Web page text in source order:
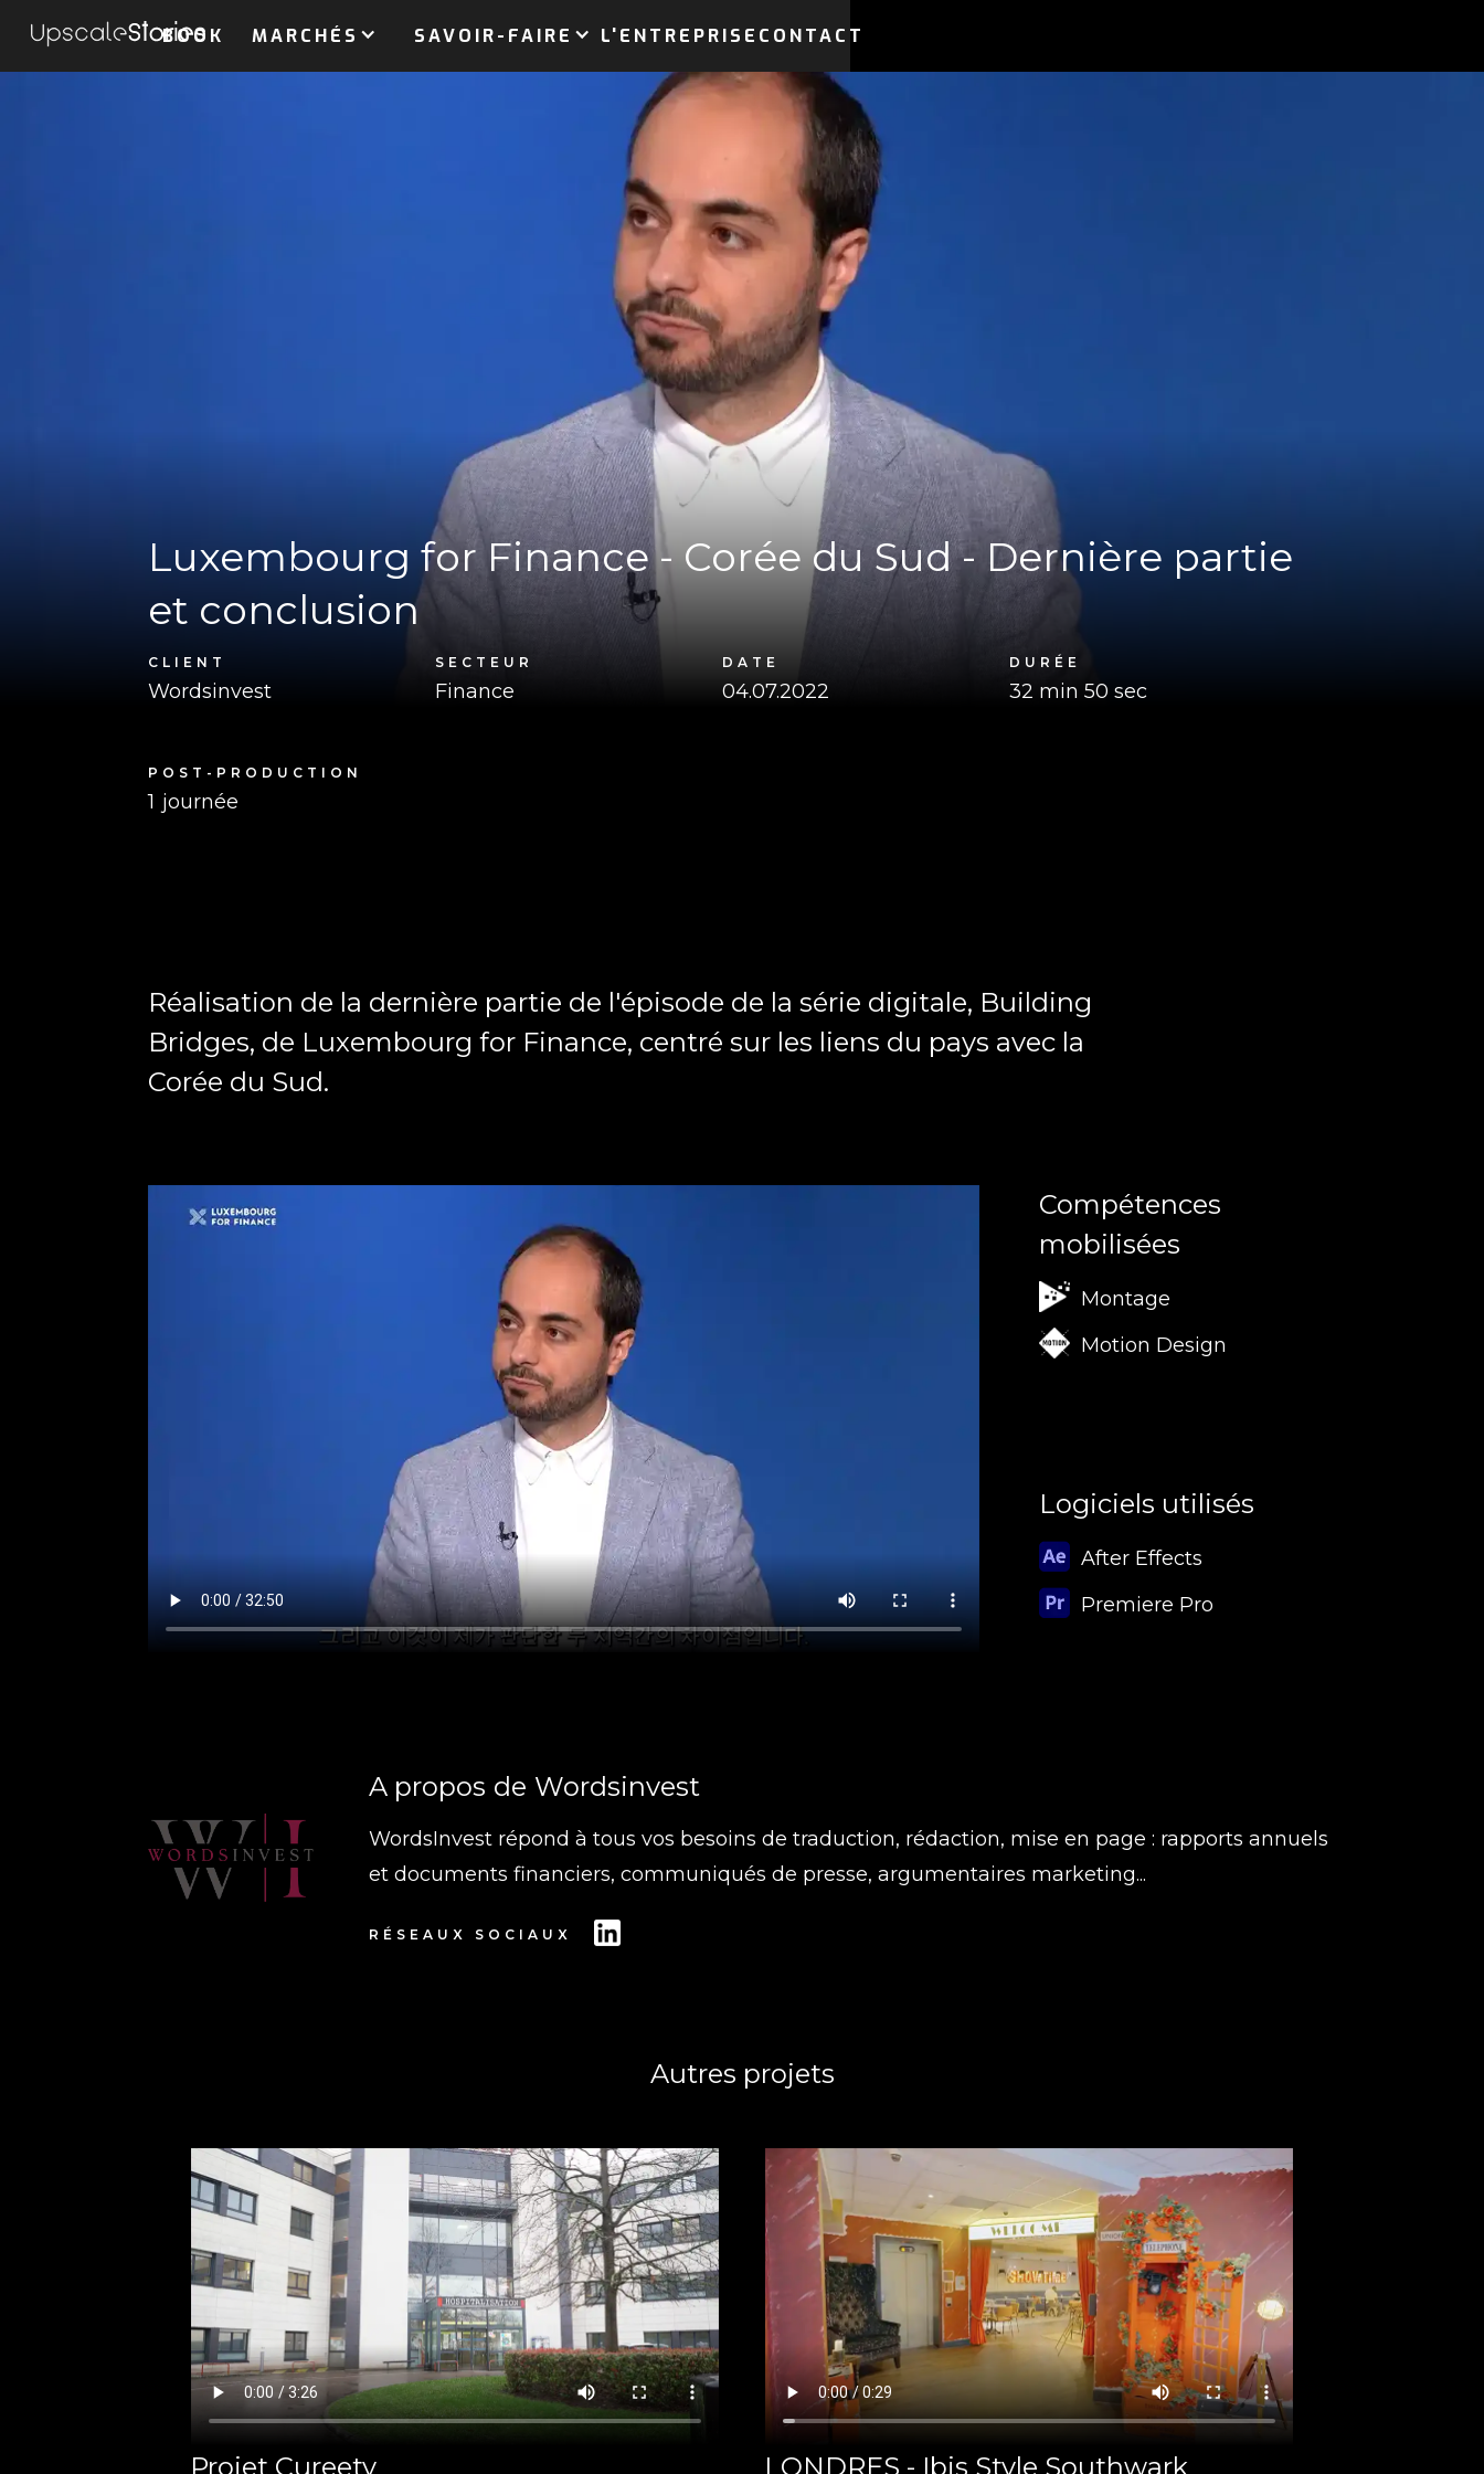
BOOK MARCHÉS SAVOIR-FAIRE L'ENTREPRISE CONTACT
Luxembourg for Finance - Corée du Sud - Dernière partie
et conclusion
CLIENT
Wordsinvest
SECTEUR
Finance
DATE
04.07.2022
DURÉE
32 min 50 sec
POST-PRODUCTION
1 journée
Réalisation de la dernière partie de l'épisode de la série digitale, Building
Bridges, de Luxembourg for Finance, centré sur les liens du pays avec la
Corée du Sud.
Compétences
mobilisées
Montage
Motion Design
Logiciels utilisés
After Effects
Premiere Pro
A propos de Wordsinvest
WordsInvest répond à tous vos besoins de traduction, rédaction, mise en page : rapports annuels
et documents financiers, communiqués de presse, argumentaires marketing...
RÉSEAUX SOCIAUX
Autres projets
Projet Cureety LONDRES - Ibis Style Southwark